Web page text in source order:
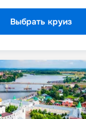
Выбрать круиз